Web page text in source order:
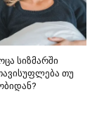
სიზმარში
თუ